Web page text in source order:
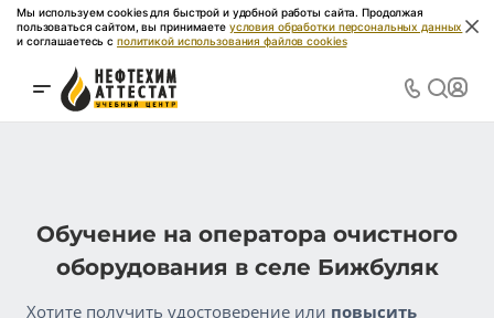
Мы используем cookies для быстрой и удобной работы сайта. Продолжая
пользоваться сайтом, вы принимаете условия обработки персональных данных
и соглашаетесь с политикой использования файлов cookies
Обучение на оператора очистного
оборудования в селе Бижбуляк
Хотите получить удостоверение или повысить